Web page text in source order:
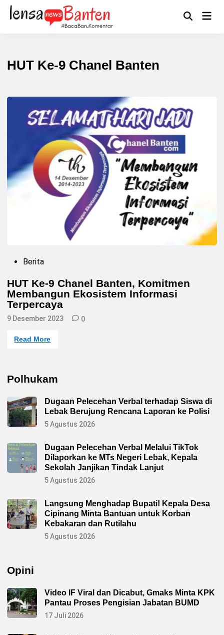
Skip
content
OpenMain
HUT Ke-9 Chanel Banten
t
e
d
n
Berita
HUT Ke-9 Chanel Banten, Komitmen
Membangun Ekosistem Informasi
Terpercaya
9 Desember 2023 0
H
9
h
a
n
e
n
t
e
,
i
t
m
e
n
n
g
n
E
k
o
s
s
Read More
Polhukam
Dugaan Pelecehan Verbal terhadap Siswa di
Lebak Berujung Rencana Laporan ke Polisi
5 Agustus 2026
Dugaan Pelecehan Verbal Melalui TikTok
Dilaporkan ke MTs Negeri Lebak, Kepala
Sekolah Janjikan Tindak Lanjut
5 Agustus 2026
Langsung Menghadap Bupati! Kepala Desa
Cipinang Minta Bantuan untuk Korban
Kebakaran dan Rutilahu
5 Agustus 2026
Opini
Video IF Viral dan Dicabut, Gmaks Minta KPK
Pantau Proses Pengisian Jabatan BUMD
17 Juli 2026